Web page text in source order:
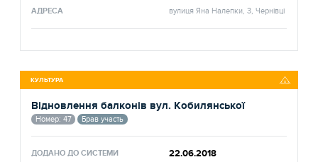
АДРЕСА вулиця Яна Налепки, 3, Чернівці
КУЛЬТУРА
Відновлення балконів вул. Кобилянської
Номер: 47 Брав участь
ДОДАНО ДО СИСТЕМИ 22.06.2018